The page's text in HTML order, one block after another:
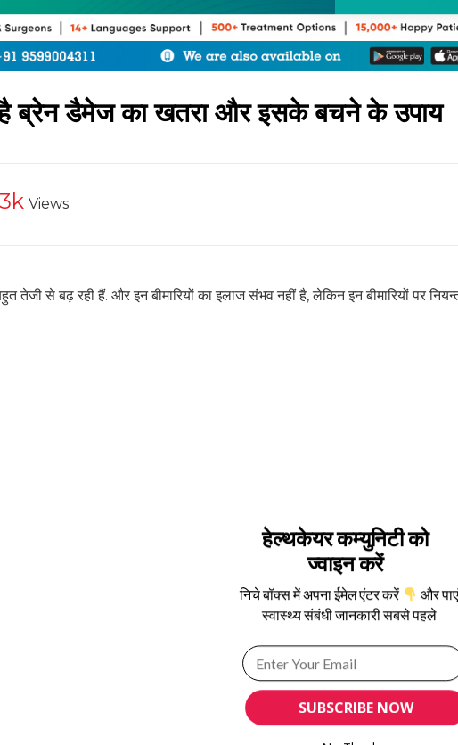
है ब्रेन डैमेज का खतरा और इसके बचने के उपाय
Views
तेजी से बढ़ रही हैं. और इन बीमारियों का इलाज संभव नहीं है, लेकिन इन बीमारियों पर
SUBSCRIBE NOW
हेल्थकेयर कम्युनिटी को
ज्वाइन करें
निचे बॉक्स में अपना ईमेल एंटर करें
और
स्वास्थ्य संबंधी जानकारी सबसे पहले